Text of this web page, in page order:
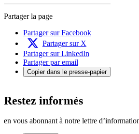
Partager la page
Partager sur Facebook
Partager sur X
Partager sur LinkedIn
Partager par email
Copier dans le presse-papier
Restez informés
en vous abonnant à notre lettre